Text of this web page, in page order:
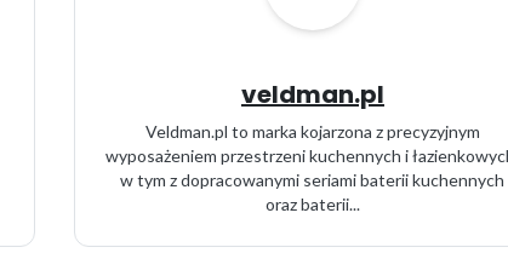
veldman.pl
Veldman.pl to marka kojarzona z precyzyjnym
wyposażeniem przestrzeni kuchennych i
w tym z dopracowanymi seriami baterii kuchennych
oraz baterii...